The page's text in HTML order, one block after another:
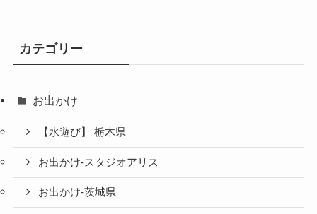
カテゴリー
お出かけ
【水遊び】 栃木県
お出かけ-スタジオアリス
お出かけ-茨城県